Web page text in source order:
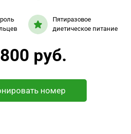
руб.
Пятиразовое
диетическое питание
номер